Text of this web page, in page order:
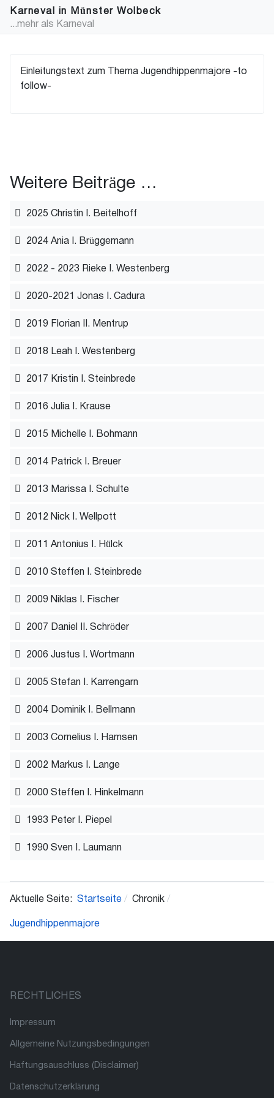
Karneval in Münster Wolbeck
...mehr als Karneval
Einleitungstext zum Thema Jugendhippenmajore -to
follow-
Weitere Beiträge …
2025 Christin I. Beitelhoff
2024 Ania I. Brüggemann
2022 - 2023 Rieke I. Westenberg
2020-2021 Jonas I. Cadura
2019 Florian II. Mentrup
2018 Leah I. Westenberg
2017 Kristin I. Steinbrede
2016 Julia I. Krause
2015 Michelle I. Bohmann
2014 Patrick I. Breuer
2013 Marissa I. Schulte
2012 Nick I. Wellpott
2011 Antonius I. Hülck
2010 Steffen I. Steinbrede
2009 Niklas I. Fischer
2007 Daniel II. Schröder
2006 Justus I. Wortmann
2005 Stefan I. Karrengarn
2004 Dominik I. Bellmann
2003 Cornelius I. Hamsen
2002 Markus I. Lange
2000 Steffen I. Hinkelmann
1993 Peter I. Piepel
1990 Sven I. Laumann
Aktuelle Seite: Startseite Chronik
Jugendhippenmajore
RECHTLICHES
Impressum
Allgemeine Nutzungsbedingungen
Haftungsauschluss (Disclaimer)
Datenschutzerklärung